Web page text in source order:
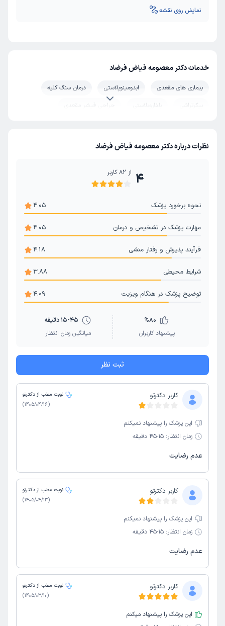
نمایش روی نقشه
خدمات دکتر معصومه فیاض فرضاد
بیماری های مقعدی ابدومینوپلاستی
درمان سنگ کلیه
پیکرتراشی
بلفاروپلاستی
جراحی فیشر مقعدی
فتق کشاله ران
فتق دیافراگم جراحی شقاق مقعدی
نظرات درباره دکتر معصومه فیاض فرضاد
4 از 82کاربر
نحوه برخورد پزشک 4.05
مهارت پزشک در تشخیص و درمان 4.05
فرآیند پذیرش و رفتار منشی 4.18
شرایط محیطی 3.88
توضیح پزشک در هنگام ویزیت 4.09
%80
پیشنهاد کاربران
15-45 دقیقه
میانگین زمان انتظار
ثبت نظر
کاربر دکترتو
نوبت مطب از دکترتو
(
1405/04/16
)
این پزشک را پیشنهاد نمیکنم
زمان انتظار: 15-45 دقیقه
عدم رضایت
کاربر دکترتو
نوبت مطب از دکترتو
(
1405/04/13
)
این پزشک را پیشنهاد نمیکنم
زمان انتظار: 15-45 دقیقه
عدم رضایت
کاربر دکترتو
نوبت مطب از دکترتو
(
1405/03/10
)
این پزشک را پیشنهاد میکنم